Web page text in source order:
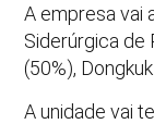
A empresa vai
Siderúrgica de
(50%),
A unidade vai